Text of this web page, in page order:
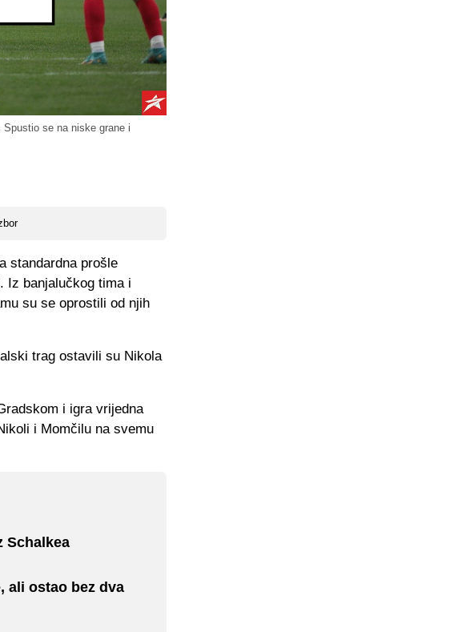
se na niske grane i
standardna prošle
Iz banjalučkog tima i
su se oprostili od njih
trag ostavili su Nikola
i igra vrijedna
i Momčilu na svemu
Schalkea
ali ostao bez dva